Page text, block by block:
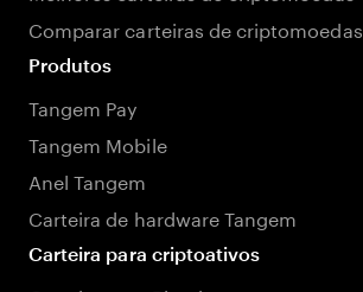
Comparar carteiras de criptomoedas
Produtos
Tangem Pay
Tangem Mobile
Anel Tangem
Carteira de hardware Tangem
Carteira para criptoativos